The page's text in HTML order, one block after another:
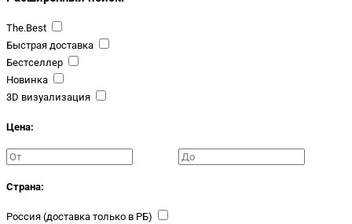
The.Best
Быстрая доставка
Бестселлер
Новинка
3D визуализация
Цена:
Страна:
Россия (доставка только в РБ)